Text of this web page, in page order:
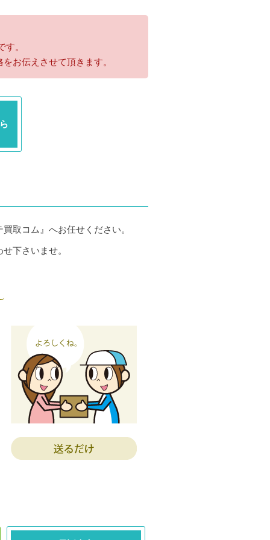
。
お伝えさせて頂きます。
取コム』へお任せください。
下さいませ。